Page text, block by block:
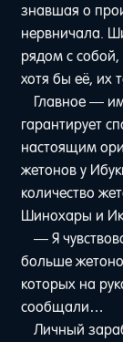
знавшая о
нервничала.
рядом с
хотя бы её, их
Главное —
гарантирует
настоящим
жетонов у
количество
Шинохары и
— Я
больше
которых на
сообщали…
Личный